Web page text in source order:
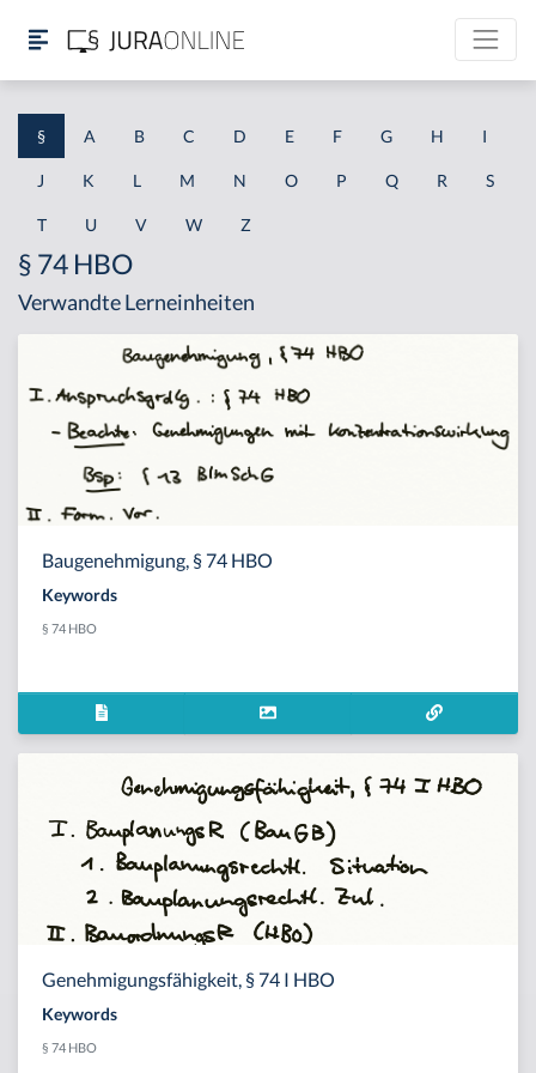
§ A B C D E F G H I
J K L M N O P Q R S
T U V W Z
§ 74 HBO
Verwandte Lerneinheiten
Baugenehmigung, § 74 HBO
Keywords
§ 74 HBO
Genehmigungsfähigkeit, § 74 I HBO
Keywords
§ 74 HBO